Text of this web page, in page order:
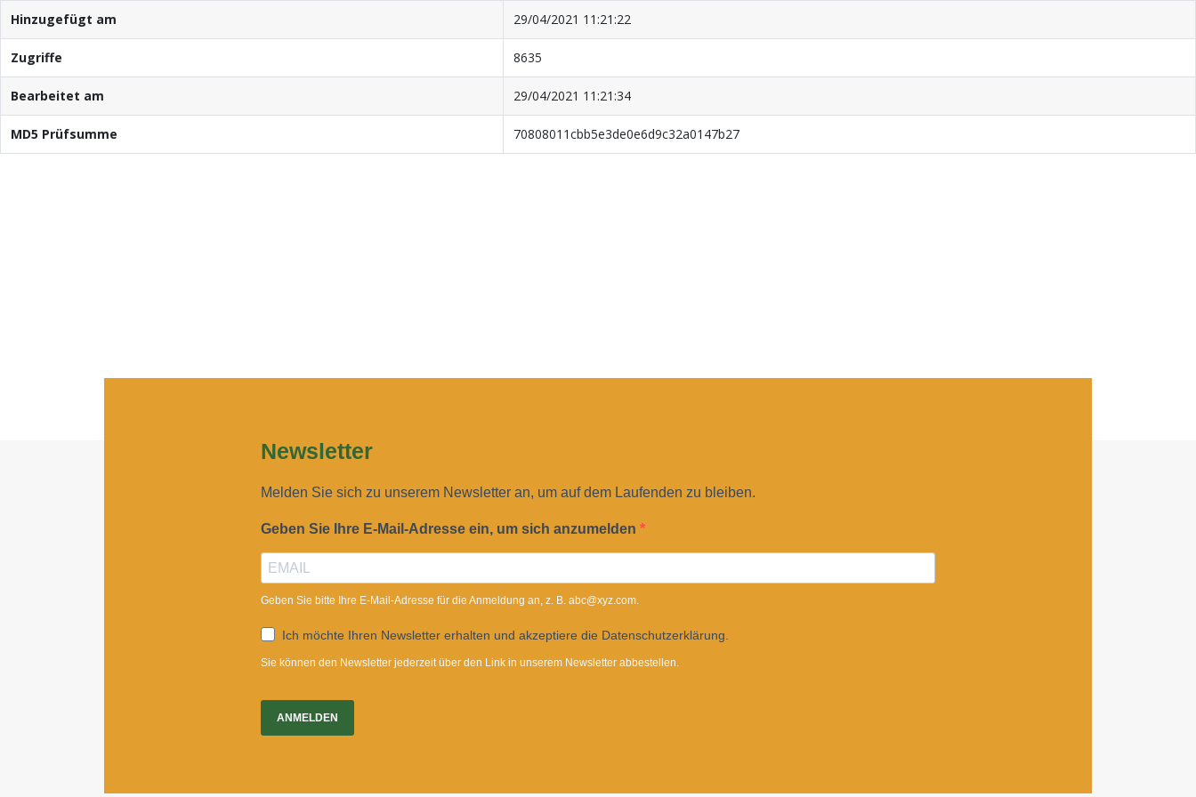
Hinzugefügt am 29/04/2021 11:21:22
Zugriffe 8635
Bearbeitet am 29/04/2021 11:21:34
MD5 Prüfsumme 70808011cbb5e3de0e6d9c32a0147b27
Newsletter
Melden Sie sich zu unserem Newsletter an, um auf dem Laufenden zu bleiben.
Geben Sie Ihre E-Mail-Adresse ein, um sich anzumelden
Geben Sie bitte Ihre E-Mail-Adresse für die Anmeldung an, z. B. abc@xyz.com.
Ich möchte Ihren Newsletter erhalten und akzeptiere die Datenschutzerklärung.
Sie können den Newsletter jederzeit über den Link in unserem Newsletter abbestellen.
ANMELDEN